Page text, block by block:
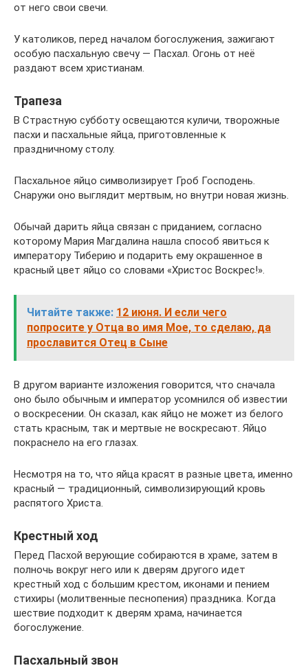
от него свои свечи.
У католиков, перед началом богослужения, зажигают
особую пасхальную свечу — Пасхал. Огонь от неё
раздают всем христианам.
Трапеза
В Страстную субботу освещаются куличи, творожные
пасхи и пасхальные яйца, приготовленные к
праздничному столу.
Пасхальное яйцо символизирует Гроб Господень.
Снаружи оно выглядит мертвым, но внутри новая жизнь.
Обычай дарить яйца связан с приданием, согласно
которому Мария Магдалина нашла способ явиться к
императору Тиберию и подарить ему окрашенное в
красный цвет яйцо со словами «Христос Воскрес!».
Читайте также: 12 июня. И если чего
попросите у Отца во имя Мое, то сделаю, да
прославится Отец в Сыне
В другом варианте изложения говорится, что сначала
оно было обычным и император усомнился об известии
о воскресении. Он сказал, как яйцо не может из белого
стать красным, так и мертвые не воскресают. Яйцо
покраснело на его глазах.
Несмотря на то, что яйца красят в разные цвета, именно
красный — традиционный, символизирующий кровь
распятого Христа.
Крестный ход
Перед Пасхой верующие собираются в храме, затем в
полночь вокруг него или к дверям другого идет
крестный ход с большим крестом, иконами и пением
стихиры (молитвенные песнопения) праздника. Когда
шествие подходит к дверям храма, начинается
богослужение.
Пасхальный звон